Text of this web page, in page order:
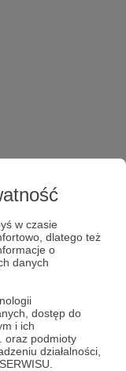
w czasie
dlatego też
o
danych
dostęp do
i ich
oraz podmioty
działalności,
postów